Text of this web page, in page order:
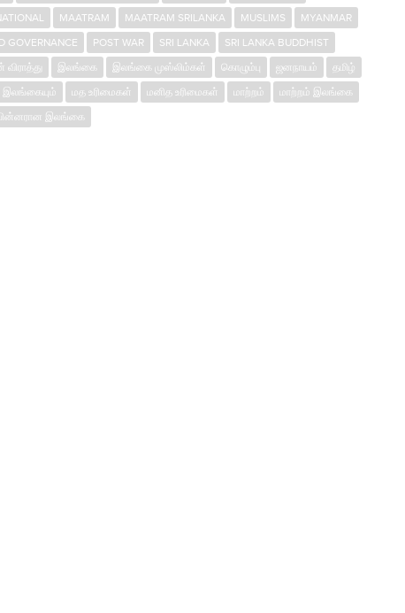
MAATRAM MAATRAM SRILANKA MUSLIMS
MYANMAR
GOVERNANCE POST WAR SRI LANKA
SRI LANKA BUDDHIST
விராத்து இலங்கை இலங்கை முஸ்லிம்கள் கொழும்பு ஜனநாயம்
தமிழ்
மத உரிமைகள் மனித உரிமைகள் மாற்றம்
மாற்றம் இலங்கை
பின்னரான இலங்கை